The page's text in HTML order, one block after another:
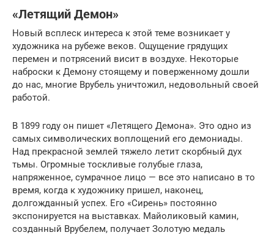
«Летящий Демон»
Новый всплеск интереса к этой теме возникает у
художника на рубеже веков. Ощущение грядущих
перемен и потрясений висит в воздухе. Некоторые
наброски к Демону стоящему и поверженному дошли
до нас, многие Врубель уничтожил, недовольный своей
работой.
В 1899 году он пишет «Летящего Демона». Это одно из
самых символических воплощений его демониады.
Над прекрасной землей тяжело летит скорбный дух
тьмы. Огромные тоскливые голубые глаза,
напряженное, сумрачное лицо — все это написано в то
время, когда к художнику пришел, наконец,
долгожданный успех. Его «Сирень» постоянно
экспонируется на выставках. Майоликовый камин,
созданный Врубелем, получает Золотую медаль